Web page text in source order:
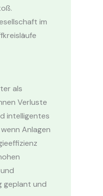
im
als
Verluste
intelligentes
Anlagen
geplant und